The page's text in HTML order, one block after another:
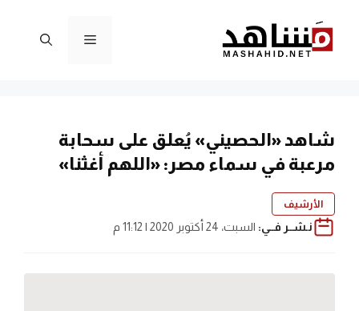
المحتوى
القائمة
شاهد «الحصيني» يُعلق على سحابة
مرعبة في سماء مصر: «اللهم أغثنا»
الأرشيف
نـشــر فــي: السبت، 24 أكتوبر 2020 | 11:12 م